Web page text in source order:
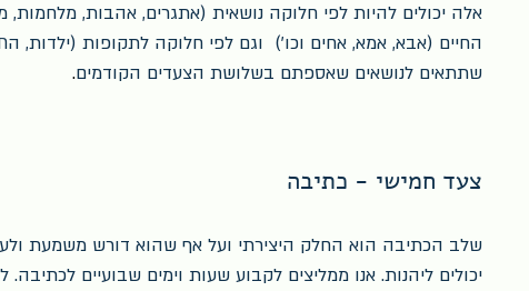
אלה יכולים להיות לפי חלוקה נושאית (אתגרים, אהבות, מלחמות,
החיים (אבא, אמא, אחים וכו')  וגם לפי חלוקה לתקופות (ילדות,
שתתאים לנושאים שאספתם בשלושת הצעדים הקודמים.
צעד חמישי - כתיבה
שלב הכתיבה הוא החלק היצירתי ועל אף שהוא דורש משמעת
יכולים ליהנות. אנו ממליצים לקבוע שעות וימים שבועיים